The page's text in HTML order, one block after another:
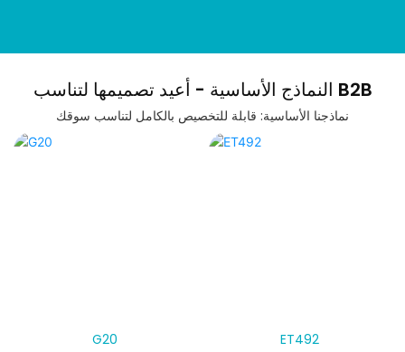
النماذج الأساسية - أعيد تصميمها لتناسب B2B
نماذجنا الأساسية: قابلة للتخصيص بالكامل لتناسب سوقك
G20
ET492